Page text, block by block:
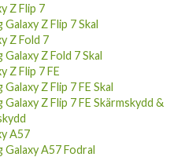
Z Flip 7
Galaxy Z Flip 7 Skal
Z Fold 7
Galaxy Z Fold 7 Skal
Z Flip 7 FE
Galaxy Z Flip 7 FE Skal
Galaxy Z Flip 7 FE Skärmskydd &
A57
Galaxy A57 Fodral